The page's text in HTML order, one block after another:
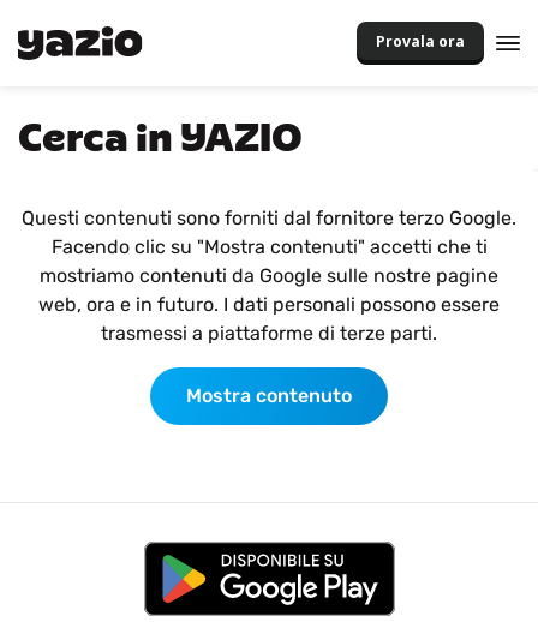
Provala ora
Cerca in YAZIO
Questi contenuti sono forniti dal fornitore terzo Google.
Facendo clic su "Mostra contenuti" accetti che ti
mostriamo contenuti da Google sulle nostre pagine
web, ora e in futuro. I dati personali possono essere
trasmessi a piattaforme di terze parti.
Mostra contenuto